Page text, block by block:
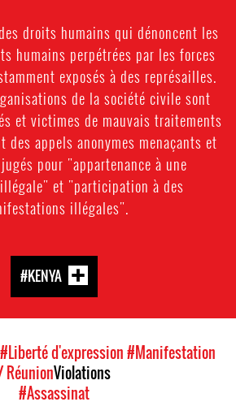
droits humains qui dénoncent les
humains perpétrées par les forces
exposés à des représailles.
de la société civile sont
et victimes de mauvais traitements
des appels anonymes menaçants et
pour "appartenance à une
et "participation à des
illégales".
#KENYA
#Liberté d'expression#Manifestation
RéunionViolations
#Assassinat